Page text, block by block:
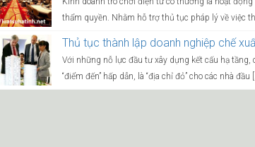
thẩm quyền. Nhằm hỗ trợ thủ tục pháp lý về việc
Thủ tục thành lập doanh nghiệp chế
Với những nỗ lực đầu tư xây dựng kết cấu hạ
“điểm đến” hấp dẫn, là “địa chỉ đỏ” cho các nhà đầu